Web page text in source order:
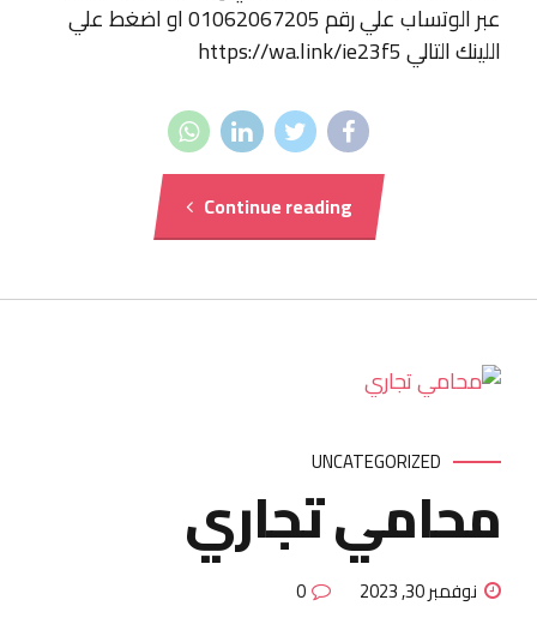
عبر الوتساب علي رقم 01062067205 او اضغط علي
اللينك التالي https://wa.link/ie23f5
Continue reading
UNCATEGORIZED
محامي تجاري
نوفمبر 30, 2023 0